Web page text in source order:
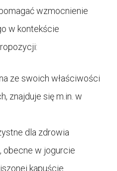
wzmocnienie
w kontekście
ze swoich właściwości
znajduje się m.in. w
dla zdrowia
obecne w jogurcie
kapuście.